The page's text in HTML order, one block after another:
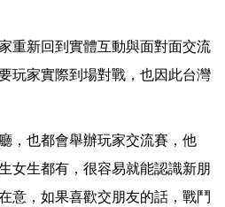
重新回到實體互動與面對面交流
玩家實際到場對戰，也因此台灣
，也都會舉辦玩家交流賽，他
女生都有，很容易就能認識新朋
意，如果喜歡交朋友的話，戰鬥